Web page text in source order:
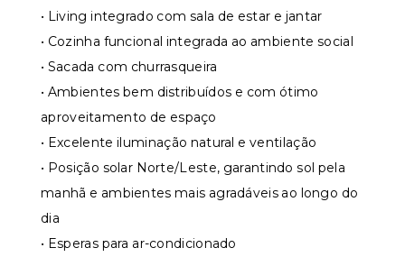
• Living integrado com sala de estar e jantar
• Cozinha funcional integrada ao ambiente social
• Sacada com churrasqueira
• Ambientes bem distribuídos e com ótimo
aproveitamento de espaço
• Excelente iluminação natural e ventilação
• Posição solar Norte/Leste, garantindo sol pela
manhã e ambientes mais agradáveis ao longo do
dia
• Esperas para ar-condicionado